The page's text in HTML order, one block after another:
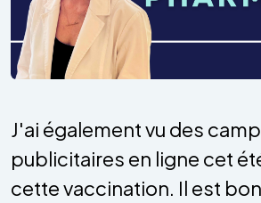
J'ai également vu des
publicitaires en ligne cet
cette vaccination. Il est